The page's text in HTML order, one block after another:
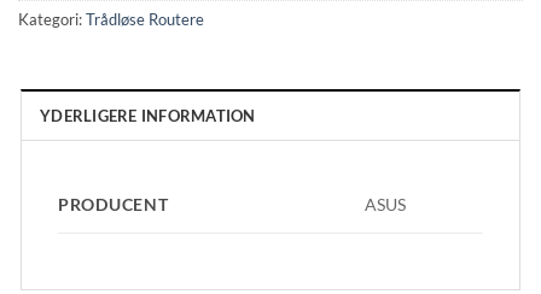
Kategori:Trådløse Routere
YDERLIGERE INFORMATION
PRODUCENT ASUS